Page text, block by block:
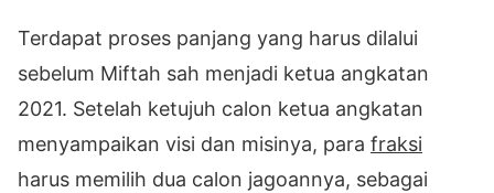
Terdapat proses panjang yang harus dilalui
sebelum Miftah sah menjadi ketua angkatan
2021. Setelah ketujuh calon ketua angkatan
menyampaikan visi dan misinya, para fraksi
harus memilih dua calon jagoannya, sebagai